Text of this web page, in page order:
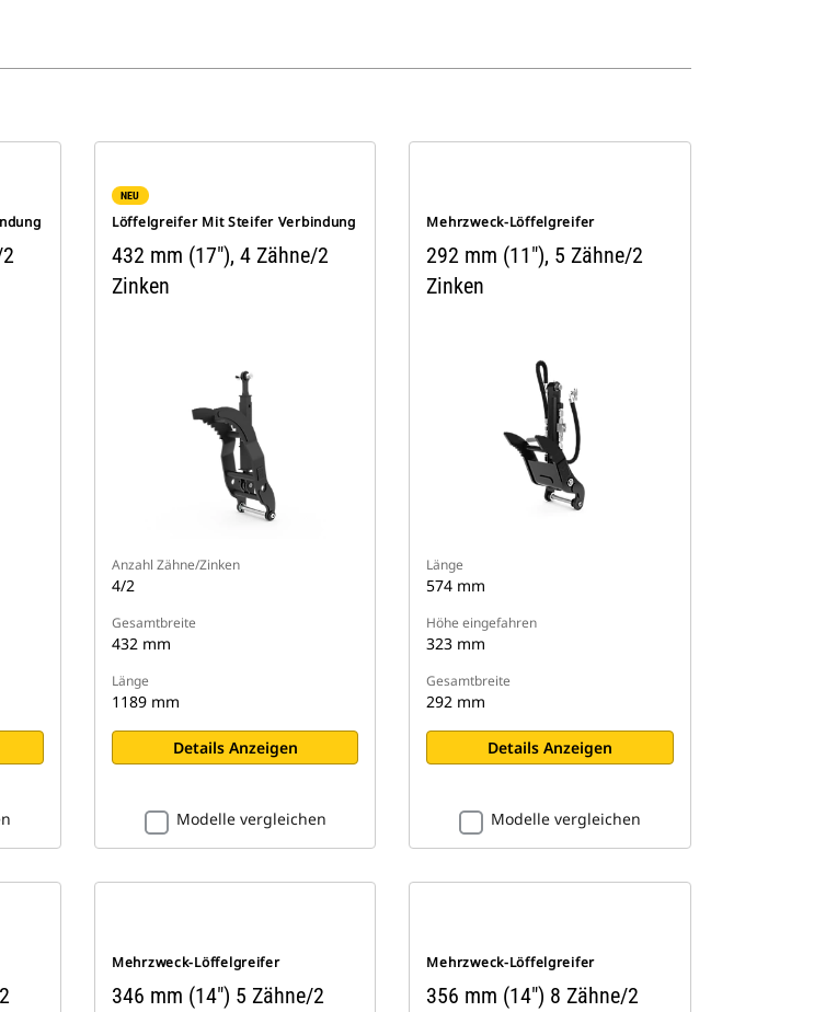
NEU
Löffelgreifer Mit Steifer Verbindung
432 mm (17"), 4 Zähne/2
Zinken
Anzahl Zähne/Zinken
4/2
Gesamtbreite
432 mm
Länge
1189 mm
Details Anzeigen
Modelle vergleichen
Mehrzweck-Löffelgreifer
292 mm (11"), 5 Zähne/2
Zinken
Länge
574 mm
Höhe eingefahren
323 mm
Gesamtbreite
292 mm
Details Anzeigen
Modelle vergleichen
Mehrzweck-Löffelgreifer
346 mm (14") 5 Zähne/2
Mehrzweck-Löffelgreifer
356 mm (14") 8 Zähne/2